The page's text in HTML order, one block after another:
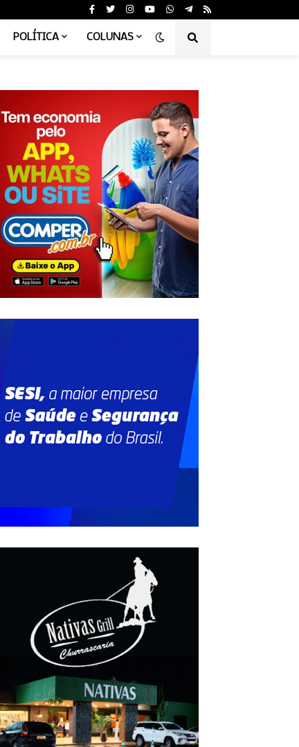
POLÍTICA COLUNAS